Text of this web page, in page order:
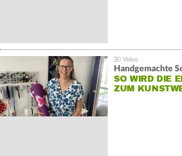
Handgemachte
SO WIRD DIE
ZUM